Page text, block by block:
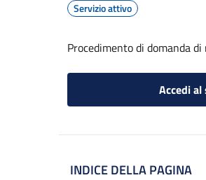
Servizio attivo
Procedimento di domanda
Accedi
INDICE DELLA PAGINA